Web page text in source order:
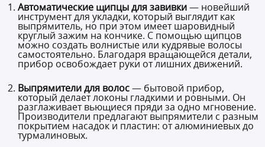
Автоматические щипцы для завивки— новейший
инструмент для укладки, который выглядит как
выпрямитель, но при этом имеет шаровидный
круглый зажим на кончике. С помощью щипцов
можно создать волнистые или кудрявые волосы
самостоятельно. Благодаря вращающейся детали,
прибор освобождает руки от лишних движений.
Выпрямители для волос— бытовой прибор,
который делает локоны гладкими и ровными. Он
разглаживает вьющиеся пряди за одно мгновение.
Производители предлагают выпрямители с разным
покрытием насадок и пластин: от алюминиевых до
турмалиновых.